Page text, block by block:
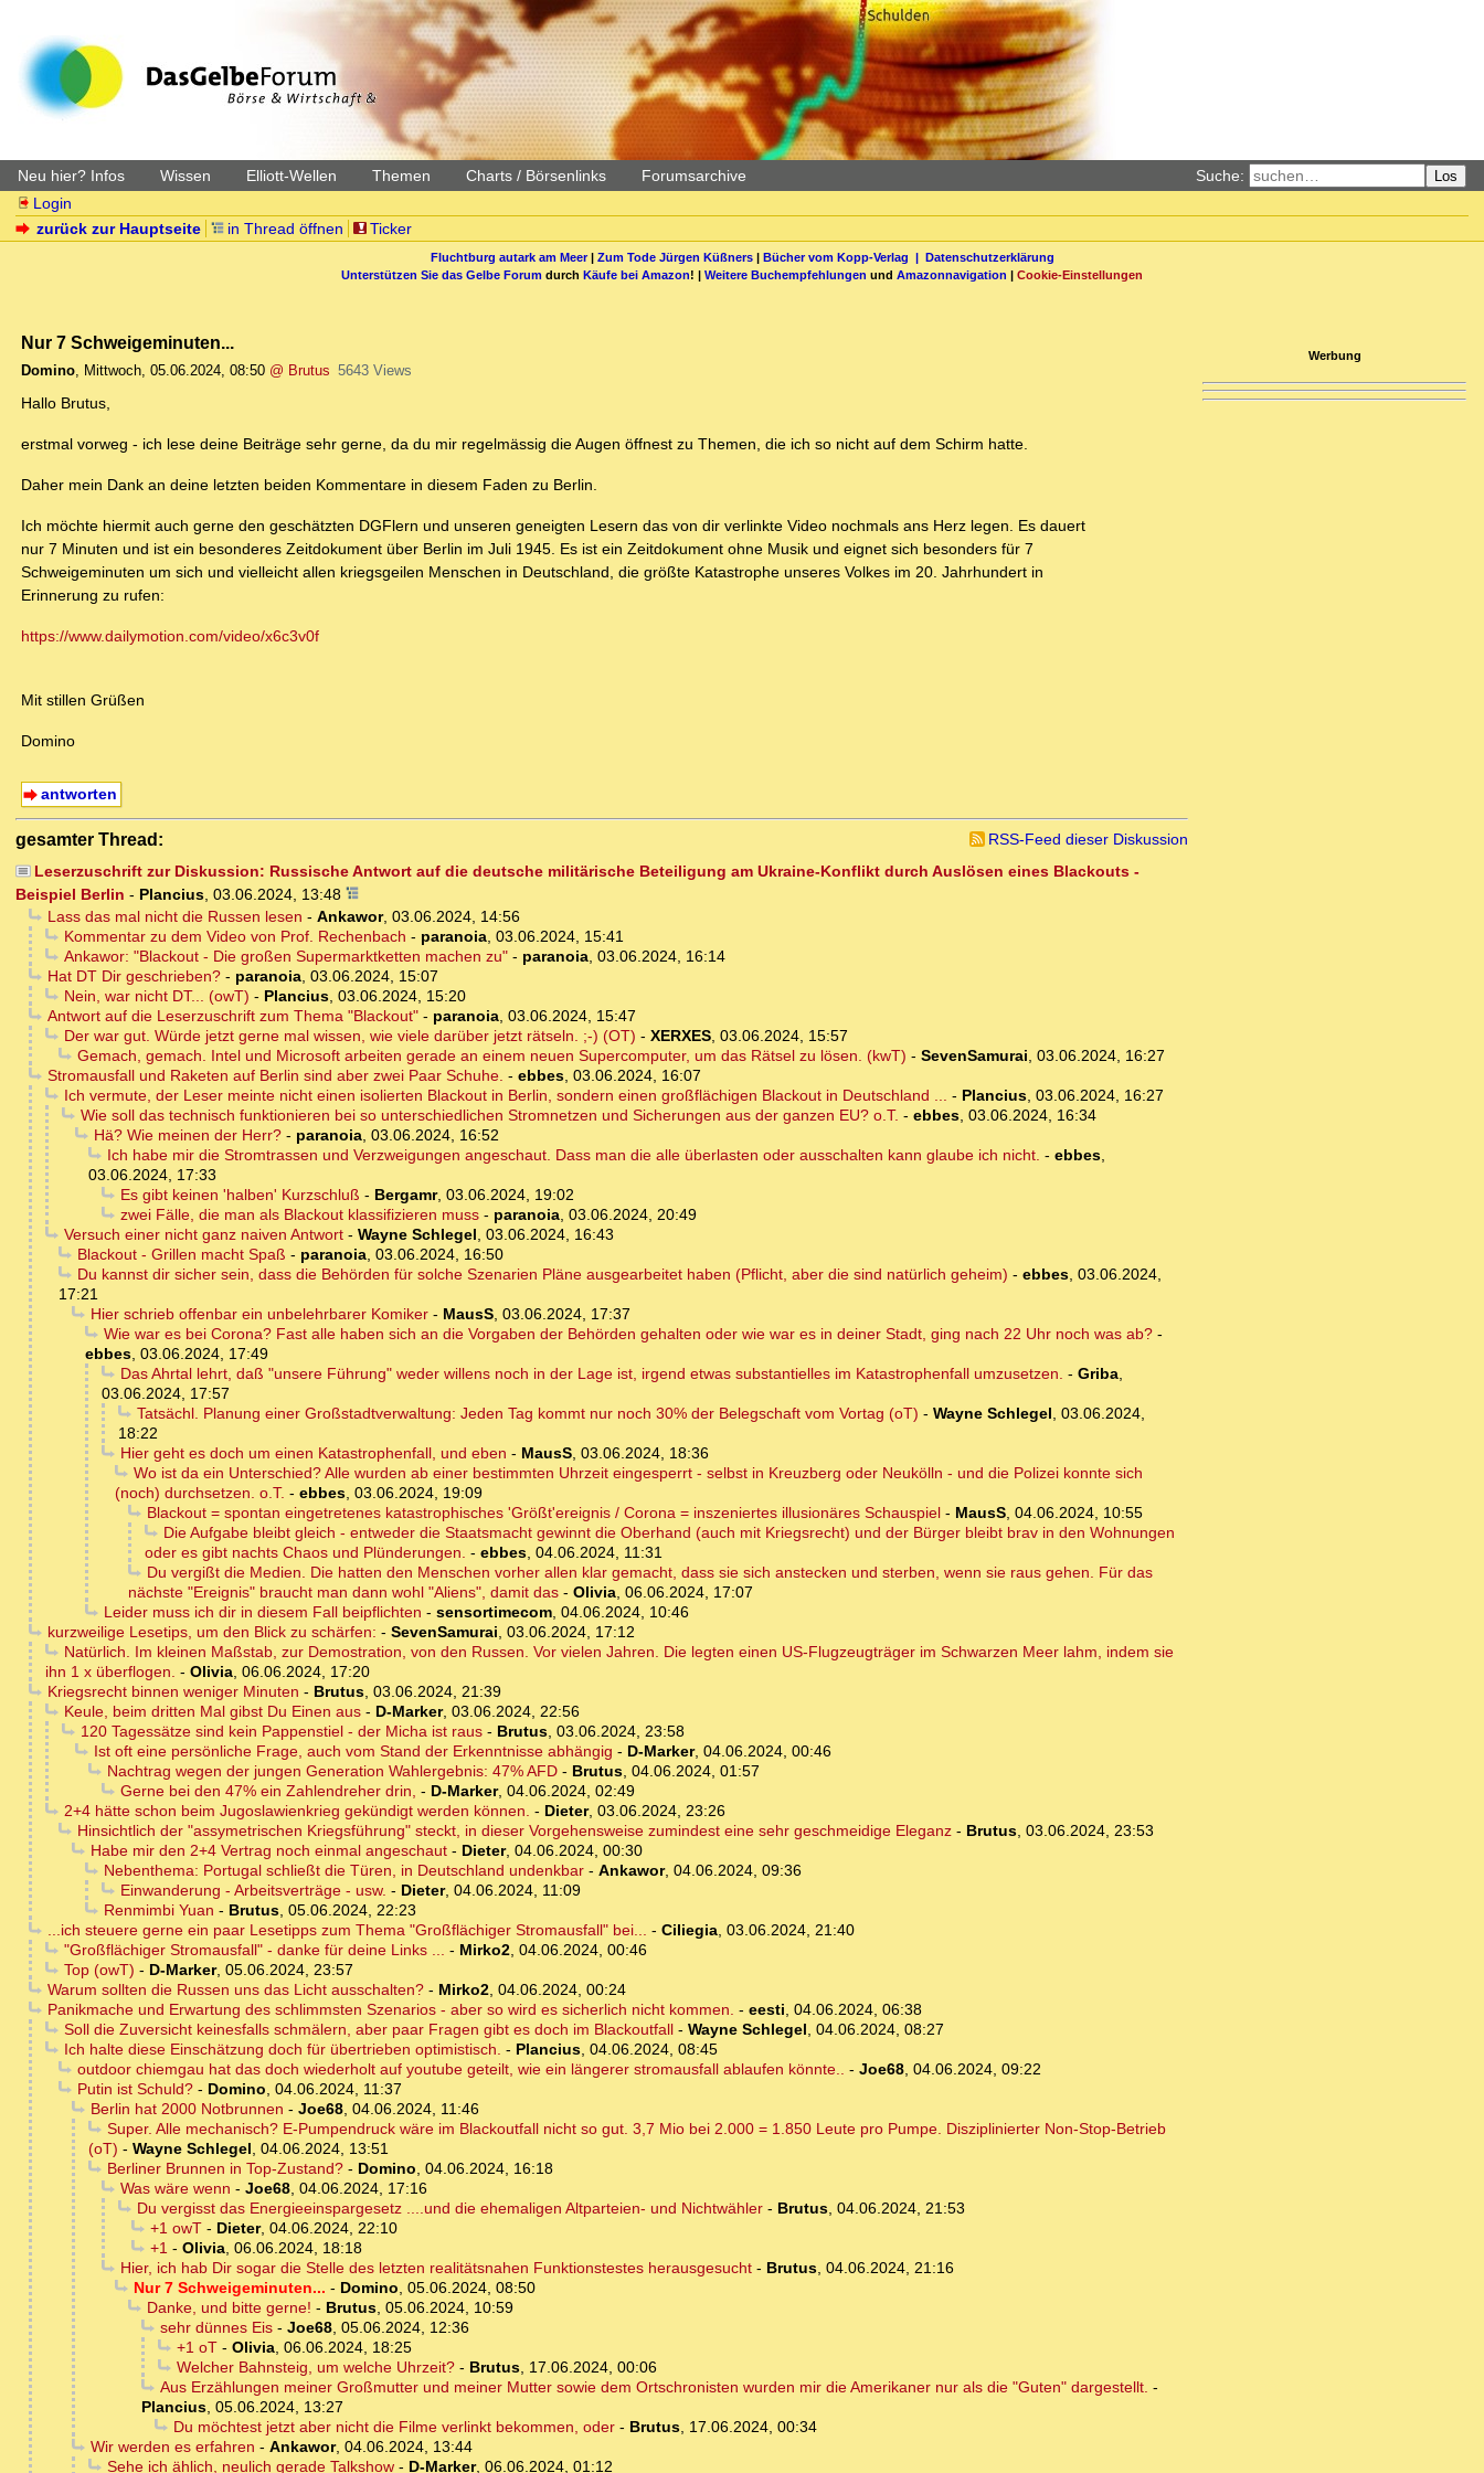
Neu hier? Infos Wissen Elliott-Wellen Themen Charts / Börsenlinks Forumsarchive Suche: Los
Login
zurück zur Hauptseite
in Thread öffnen Ticker
Fluchtburg autark am Meer| Zum Tode Jürgen Küßners| Bücher vom Kopp-Verlag | Datenschutzerklärung
Unterstützen Sie das Gelbe Forum durch Käufe bei Amazon! | Weitere Buchempfehlungen und Amazonnavigation | Cookie-Einstellungen
Nur 7 Schweigeminuten...
Domino, Mittwoch, 05.06.2024, 08:50 @ Brutus 5643 Views
Hallo Brutus,
erstmal vorweg - ich lese deine Beiträge sehr gerne, da du mir regelmässig die Augen öffnest zu Themen, die ich so nicht auf dem Schirm hatte.
Daher mein Dank an deine letzten beiden Kommentare in diesem Faden zu Berlin.
Ich möchte hiermit auch gerne den geschätzten DGFlern und unseren geneigten Lesern das von dir verlinkte Video nochmals ans Herz legen. Es dauert
nur 7 Minuten und ist ein besonderes Zeitdokument über Berlin im Juli 1945. Es ist ein Zeitdokument ohne Musik und eignet sich besonders für 7
Schweigeminuten um sich und vielleicht allen kriegsgeilen Menschen in Deutschland, die größte Katastrophe unseres Volkes im 20. Jahrhundert in
Erinnerung zu rufen:
https://www.dailymotion.com/video/x6c3v0f
Mit stillen Grüßen
Domino
antworten
gesamter Thread:
RSS-Feed dieser Diskussion
Leserzuschrift zur Diskussion: Russische Antwort auf die deutsche militärische Beteiligung am Ukraine-Konflikt durch Auslösen eines Blackouts -
Beispiel Berlin - Plancius, 03.06.2024, 13:48
Lass das mal nicht die Russen lesen - Ankawor, 03.06.2024, 14:56
Kommentar zu dem Video von Prof. Rechenbach - paranoia, 03.06.2024, 15:41
Ankawor: "Blackout - Die großen Supermarktketten machen zu"- paranoia, 03.06.2024, 16:14
Hat DT Dir geschrieben?- paranoia, 03.06.2024, 15:07
Nein, war nicht DT... (owT) - Plancius, 03.06.2024, 15:20
Antwort auf die Leserzuschrift zum Thema "Blackout"- paranoia, 03.06.2024, 15:47
Der war gut. Würde jetzt gerne mal wissen, wie viele darüber jetzt rätseln. ;-) (OT) - XERXES, 03.06.2024, 15:57
Gemach, gemach. Intel und Microsoft arbeiten gerade an einem neuen Supercomputer, um das Rätsel zu lösen. (kwT) - SevenSamurai, 03.06.2024, 16:27
Stromausfall und Raketen auf Berlin sind aber zwei Paar Schuhe. - ebbes, 03.06.2024, 16:07
Ich vermute, der Leser meinte nicht einen isolierten Blackout in Berlin, sondern einen großflächigen Blackout in Deutschland ... - Plancius, 03.06.2024, 16:27
Wie soll das technisch funktionieren bei so unterschiedlichen Stromnetzen und Sicherungen aus der ganzen EU? o.T. - ebbes, 03.06.2024, 16:34
Hä? Wie meinen der Herr?- paranoia, 03.06.2024, 16:52
Ich habe mir die Stromtrassen und Verzweigungen angeschaut. Dass man die alle überlasten oder ausschalten kann glaube ich nicht. - ebbes,
03.06.2024, 17:33
Es gibt keinen 'halben' Kurzschluß - Bergamr, 03.06.2024, 19:02
zwei Fälle, die man als Blackout klassifizieren muss- paranoia, 03.06.2024, 20:49
Versuch einer nicht ganz naiven Antwort- Wayne Schlegel, 03.06.2024, 16:43
Blackout - Grillen macht Spaß - paranoia, 03.06.2024, 16:50
Du kannst dir sicher sein, dass die Behörden für solche Szenarien Pläne ausgearbeitet haben (Pflicht, aber die sind natürlich geheim) - ebbes, 03.06.2024,
17:21
Hier schrieb offenbar ein unbelehrbarer Komiker- MausS, 03.06.2024, 17:37
Wie war es bei Corona? Fast alle haben sich an die Vorgaben der Behörden gehalten oder wie war es in deiner Stadt, ging nach 22 Uhr noch was ab?-
ebbes, 03.06.2024, 17:49
Das Ahrtal lehrt, daß "unsere Führung" weder willens noch in der Lage ist, irgend etwas substantielles im Katastrophenfall umzusetzen. - Griba,
03.06.2024, 17:57
Tatsächl. Planung einer Großstadtverwaltung: Jeden Tag kommt nur noch 30% der Belegschaft vom Vortag (oT) - Wayne Schlegel, 03.06.2024,
18:22
Hier geht es doch um einen Katastrophenfall, und eben - MausS, 03.06.2024, 18:36
Wo ist da ein Unterschied? Alle wurden ab einer bestimmten Uhrzeit eingesperrt - selbst in Kreuzberg oder Neukölln - und die Polizei konnte sich
(noch) durchsetzen. o.T. - ebbes, 03.06.2024, 19:09
Blackout = spontan eingetretenes katastrophisches 'Größt'ereignis / Corona = inszeniertes illusionäres Schauspiel- MausS, 04.06.2024, 10:55
Die Aufgabe bleibt gleich - entweder die Staatsmacht gewinnt die Oberhand (auch mit Kriegsrecht) und der Bürger bleibt brav in den Wohnungen
oder es gibt nachts Chaos und Plünderungen. - ebbes, 04.06.2024, 11:31
Du vergißt die Medien. Die hatten den Menschen vorher allen klar gemacht, dass sie sich anstecken und sterben, wenn sie raus gehen. Für das
nächste "Ereignis" braucht man dann wohl "Aliens", damit das - Olivia, 06.06.2024, 17:07
Leider muss ich dir in diesem Fall beipflichten - sensortimecom, 04.06.2024, 10:46
kurzweilige Lesetips, um den Blick zu schärfen: - SevenSamurai, 03.06.2024, 17:12
Natürlich. Im kleinen Maßstab, zur Demostration, von den Russen. Vor vielen Jahren. Die legten einen US-Flugzeugträger im Schwarzen Meer lahm, indem sie
ihn 1 x überflogen. - Olivia, 06.06.2024, 17:20
Kriegsrecht binnen weniger Minuten - Brutus, 03.06.2024, 21:39
Keule, beim dritten Mal gibst Du Einen aus- D-Marker, 03.06.2024, 22:56
120 Tagessätze sind kein Pappenstiel - der Micha ist raus- Brutus, 03.06.2024, 23:58
Ist oft eine persönliche Frage, auch vom Stand der Erkenntnisse abhängig - D-Marker, 04.06.2024, 00:46
Nachtrag wegen der jungen Generation Wahlergebnis: 47% AFD- Brutus, 04.06.2024, 01:57
Gerne bei den 47% ein Zahlendreher drin, - D-Marker, 04.06.2024, 02:49
2+4 hätte schon beim Jugoslawienkrieg gekündigt werden können. - Dieter, 03.06.2024, 23:26
Hinsichtlich der "assymetrischen Kriegsführung" steckt, in dieser Vorgehensweise zumindest eine sehr geschmeidige Eleganz- Brutus, 03.06.2024, 23:53
Habe mir den 2+4 Vertrag noch einmal angeschaut- Dieter, 04.06.2024, 00:30
Nebenthema: Portugal schließt die Türen, in Deutschland undenkbar- Ankawor, 04.06.2024, 09:36
Einwanderung - Arbeitsverträge - usw. - Dieter, 04.06.2024, 11:09
Renmimbi Yuan - Brutus, 05.06.2024, 22:23
...ich steuere gerne ein paar Lesetipps zum Thema "Großflächiger Stromausfall" bei... - Ciliegia, 03.06.2024, 21:40
"Großflächiger Stromausfall" - danke für deine Links ... - Mirko2, 04.06.2024, 00:46
Top (owT) - D-Marker, 05.06.2024, 23:57
Warum sollten die Russen uns das Licht ausschalten?- Mirko2, 04.06.2024, 00:24
Panikmache und Erwartung des schlimmsten Szenarios - aber so wird es sicherlich nicht kommen. - eesti, 04.06.2024, 06:38
Soll die Zuversicht keinesfalls schmälern, aber paar Fragen gibt es doch im Blackoutfall- Wayne Schlegel, 04.06.2024, 08:27
Ich halte diese Einschätzung doch für übertrieben optimistisch. - Plancius, 04.06.2024, 08:45
outdoor chiemgau hat das doch wiederholt auf youtube geteilt, wie ein längerer stromausfall ablaufen könnte.. - Joe68, 04.06.2024, 09:22
Putin ist Schuld?- Domino, 04.06.2024, 11:37
Berlin hat 2000 Notbrunnen - Joe68, 04.06.2024, 11:46
Super. Alle mechanisch? E-Pumpendruck wäre im Blackoutfall nicht so gut. 3,7 Mio bei 2.000 = 1.850 Leute pro Pumpe. Disziplinierter Non-Stop-Betrieb
(oT) - Wayne Schlegel, 04.06.2024, 13:51
Berliner Brunnen in Top-Zustand?- Domino, 04.06.2024, 16:18
Was wäre wenn - Joe68, 04.06.2024, 17:16
Du vergisst das Energieeinspargesetz ....und die ehemaligen Altparteien- und Nichtwähler- Brutus, 04.06.2024, 21:53
+1 owT- Dieter, 04.06.2024, 22:10
+1- Olivia, 06.06.2024, 18:18
Hier, ich hab Dir sogar die Stelle des letzten realitätsnahen Funktionstestes herausgesucht- Brutus, 04.06.2024, 21:16
Nur 7 Schweigeminuten... - Domino, 05.06.2024, 08:50
Danke, und bitte gerne! - Brutus, 05.06.2024, 10:59
sehr dünnes Eis- Joe68, 05.06.2024, 12:36
+1 oT- Olivia, 06.06.2024, 18:25
Welcher Bahnsteig, um welche Uhrzeit?- Brutus, 17.06.2024, 00:06
Aus Erzählungen meiner Großmutter und meiner Mutter sowie dem Ortschronisten wurden mir die Amerikaner nur als die "Guten" dargestellt. -
Plancius, 05.06.2024, 13:27
Du möchtest jetzt aber nicht die Filme verlinkt bekommen, oder- Brutus, 17.06.2024, 00:34
Wir werden es erfahren - Ankawor, 04.06.2024, 13:44
Sehe ich ählich, neulich gerade Talkshow- D-Marker, 06.06.2024, 01:12
Werbung